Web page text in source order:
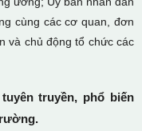
cùng các cơ quan, đơn
và chủ động tổ chức các
truyền, phổ biến